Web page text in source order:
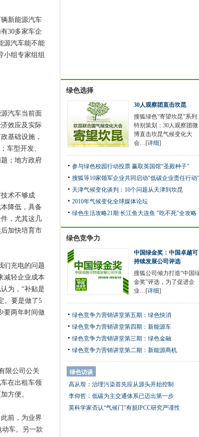
新能源汽车
30多家车企
源汽车能不能
小组专家组组
汽车当前面
效应及实际
基础设施，
车型开发、
；地方政府
术不够成
降低，具备
，尤其这几
加快培育市
们充电的问题
减轻企业成本
为，“补贴是
。要是做了5
要两年时间做
限公司公关
在出租车领
方便。
前，为业界
车。另一款
绿色选择
30人观察团直击坎昆
搜狐绿色“寄望坎昆”系列
特别策划：30人观察团微
博直击坎昆气候变化大
会…[详细]
参与绿色校园行动投票 赢取英国馆“圣殿种子”
搜狐等10家领军企业共同启动"低碳企业责任行动"
天津气候变化谈判：10个问题从天津到坎昆
2010年气候变化全球媒体论坛
绿色生活攻略21期:长江鱼大连鱼 "吃不死"全攻略
绿色竞争力
中国绿金奖：中国卓越可
持续发展公司评选
搜狐公司倾力打造“中国
金奖”评选，为了促进企
业…[详细]
绿色竞争力营销讲堂第五期：绿色快消
绿色竞争力营销讲堂第四期：新能源车
绿色竞争力营销讲堂第三期：绿色金融
绿色竞争力营销讲堂第二期：新能源商机
绿色访谈
高从堦：治理污染首先应从源头开始控制
李仰哲：低碳为主交通体系已迈出第一步
英科学家否认“气候门”有损IPCC研究严谨性